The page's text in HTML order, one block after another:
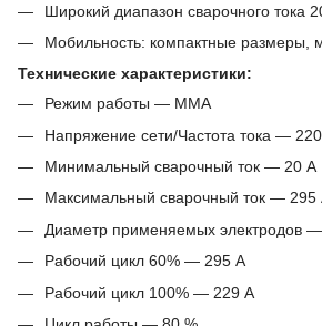
Широкий диапазон сварочного тока
Мобильность: компактные размеры,
Технические характеристики:
Режим работы ― MMA
Напряжение сети/Частота тока ―
Минимальный сварочный ток ― 20 А
Максимальный сварочный ток ― 295
Диаметр применяемых электродов
Рабочий цикл 60% ― 295 А
Рабочий цикл 100% ― 229 А